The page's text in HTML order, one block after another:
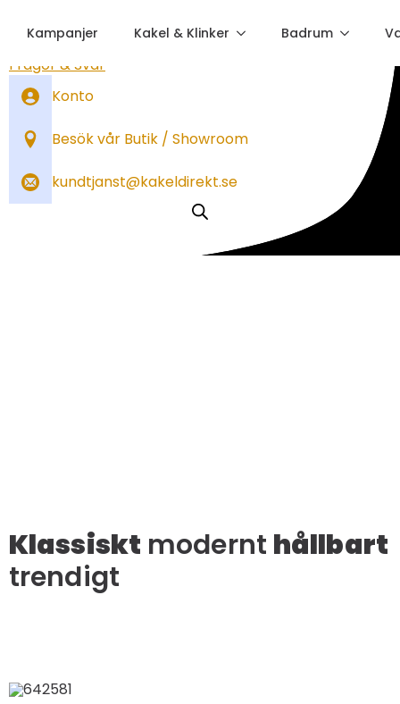
Sök order
Frågor & Svar
Konto
Besök vår Butik / Showroom
kundtjanst@kakeldirekt.se
Kampanjer Kakel & Klinker Badrum
Klassiskt modernt hållbart
trendigt